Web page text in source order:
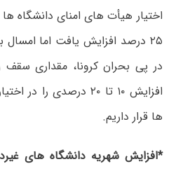
اختیار هیأت های امنای دانشگاه
۲۵ درصد افزایش یافت اما
در پی بحرانکرونا، مقداری سقف
افزایش ۱۰ تا ۲۰ درصدی
ها قرار داریم.
*افزایش شهریه دانشگاه های